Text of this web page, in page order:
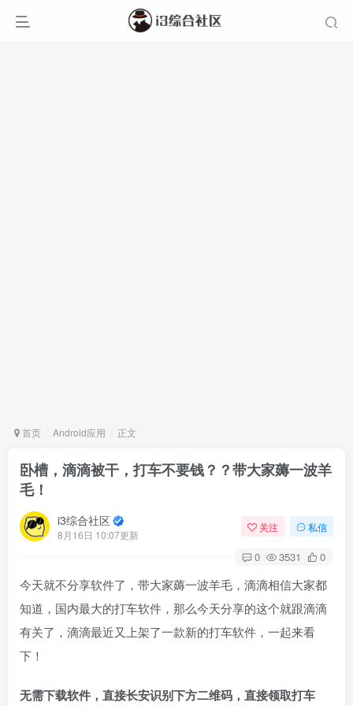
首页 Android应用 正文
卧槽，滴滴被干，打车不要钱？？带大家薅一波羊
毛！
i3综合社区
8月16日 10:07更新
关注 私信
0 3531 0
今天就不分享软件了，带大家薅一波羊毛，滴滴相信大家都
知道，国内最大的打车软件，那么今天分享的这个就跟滴滴
有关了，滴滴最近又上架了一款新的打车软件，一起来看
下！
无需下载软件，直接长安识别下方二维码，直接领取打车